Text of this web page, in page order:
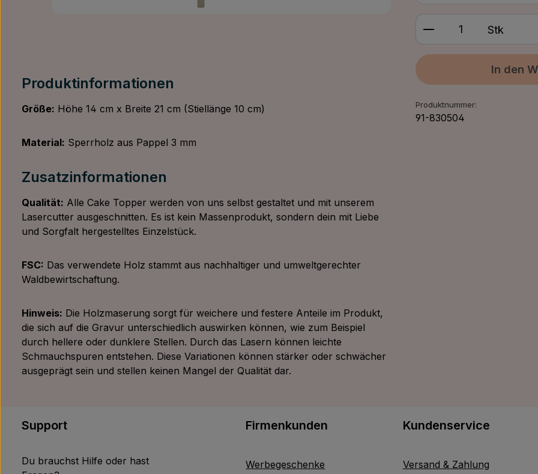
Produkt Anzahl:
Stk
In den
Produktnummer:
91-830504
Produktinformationen
Größe: Höhe 14 cm x Breite 21 cm (Stiellänge 10 cm)
Material: Sperrholz aus Pappel 3 mm
Zusatzinformationen
Qualität: Alle Cake Topper werden von uns selbst gestaltet und mit unserem
Lasercutter ausgeschnitten. Es ist kein Massenprodukt, sondern dein mit Liebe
und Sorgfalt hergestelltes Einzelstück.
FSC: Das verwendete Holz stammt aus nachhaltiger und umweltgerechter
Waldbewirtschaftung.
Hinweis: Die Holzmaserung sorgt für weichere und festere Anteile im Produkt,
die sich auf die Gravur unterschiedlich auswirken können, wie zum Beispiel
durch hellere oder dunklere Stellen. Durch das Lasern können leichte
Schmauchspuren entstehen. Diese Variationen können stärker oder schwächer
ausgeprägt sein und stellen keinen Mangel der Qualität dar.
Support
Du brauchst Hilfe oder hast
Firmenkunden
Werbegeschenke
Kundenservice
Versand & Zahlung